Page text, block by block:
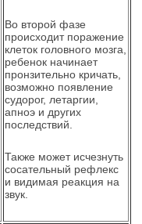
Во второй фазе
происходит поражение
клеток головного мозга,
ребенок начинает
пронзительно кричать,
возможно появление
судорог, летаргии,
апноэ и других
последствий.
Также может исчезнуть
сосательный рефлекс
и видимая реакция на
звук.